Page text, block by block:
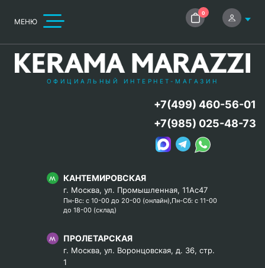
МЕНЮ
0
ОФИЦИАЛЬНЫЙ ИНТЕРНЕТ-МАГАЗИН
КАНТЕМИРОВСКАЯ
г. Москва, ул. Промышленная, 11Ас47
Пн-Вс: с 10-00 до 20-00 (онлайн),Пн-Сб: с 11-00
до 18-00 (склад)
ПРОЛЕТАРСКАЯ
г. Москва, ул. Воронцовская, д. 36, стр.
1
+7(499) 460-56-01
+7(985) 025-48-73